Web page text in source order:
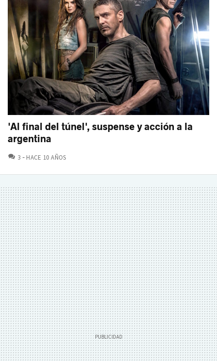
'Al final del túnel', suspense y acción a la
argentina
3 COMENTARIOS
HACE 10 AÑOS